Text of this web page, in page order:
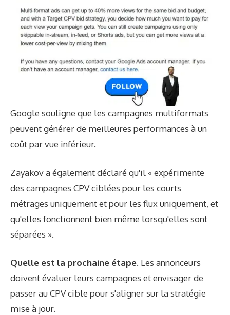
Google souligne que les campagnes multiformats
peuvent générer de meilleures performances à un
coût par vue inférieur.
Zayakov a également déclaré qu'il « expérimente
des campagnes CPV ciblées pour les courts
métrages uniquement et pour les flux uniquement, et
qu'elles fonctionnent bien même lorsqu'elles sont
séparées ».
Quelle est la prochaine étape. Les annonceurs
doivent évaluer leurs campagnes et envisager de
passer au CPV cible pour s'aligner sur la stratégie
mise à jour.